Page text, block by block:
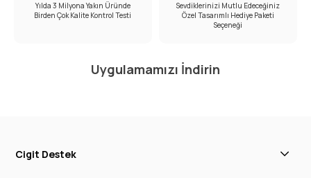
Yılda 3 Milyona Yakın Üründe
Birden Çok Kalite Kontrol Testi
Sevdiklerinizi Mutlu Edeceğiniz
Özel Tasarımlı Hediye Paketi
Seçeneği
Uygulamamızı İndirin
Cigit Destek